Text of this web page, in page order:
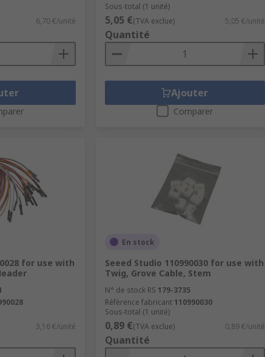
6,70 €/unité
Sous-total (1 unité)
5,05 €(TVA exclue) 5,05 €/unité
Quantité
Ajouter
Comparer
for use with
3,16 €/unité
En stock
Seeed Studio 110990030 for use with
Twig, Grove Cable, Stem
N° de stock RS 179-3735
Référence fabricant 110990030
Sous-total (1 unité)
0,89 €(TVA exclue) 0,89 €/unité
Quantité